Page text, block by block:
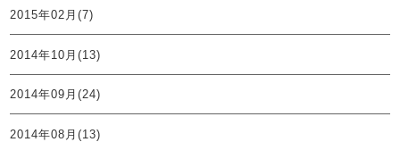
2015年02月(7)
2014年10月(13)
2014年09月(24)
2014年08月(13)